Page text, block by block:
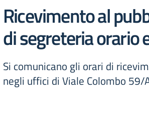
Ricevimento al
di segreteria orario
Si comunicano gli orari di
negli uffici di Viale Colombo 59/